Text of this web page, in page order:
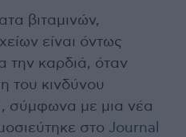
βιταμινών,
είναι όντως
την καρδιά, όταν
του κινδύνου
σύμφωνα με μια νέα
στο Journal